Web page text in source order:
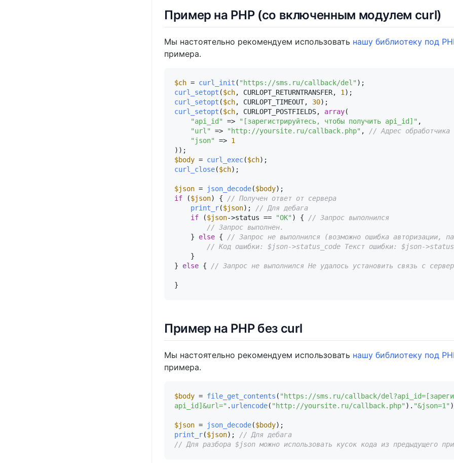
Пример на PHP (со включенным модулем curl)
Мы настоятельно рекомендуем использовать нашу библиотеку под
примера.
$ch = curl_init ( "https://sms.ru/callback/del"
curl_setopt ($ch, CURLOPT_RETURNTRANSFER, 1
curl_setopt ($ch, CURLOPT_TIMEOUT, 30
curl_setopt ($ch, CURLOPT_POSTFIELDS, array(
"api_id"
=> "[зарегистрируйтесь, чтобы получить api_id]" ,
"url"
=> "http://yoursite.ru/callback.php" ,
// Адрес
"json"
=> 1
$body = curl_exec($ch
curl_close($ch);
$json = json_decode($body
if ($json) {
// Получен ответ от сервера
print_r($json);
// Для дебага
if ($json->status == "OK" ) {
// Запрос выполнился
// Запрос выполнен.
    }
else {
// Запрос не выполнился (возможно ошибка авторизации,
// Код ошибки: $json->status_code Текст ошибки: $json-
} else { // Запрос не выполнился Не удалось установить связь с
Пример на PHP без curl
Мы настоятельно рекомендуем использовать нашу библиотеку под
примера.
$body = file_get_contents ( "https://sms.ru/callback/
api_id]&url=" . urlencode( "http://yoursite.ru/callback.php" ). "&json=1"
$json = json_decode($body
print_r($json);
// Для дебага
// Для разбора $json можно использовать кусок кода из предыдущего